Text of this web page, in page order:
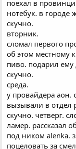
поехал в
нотебук. в городе
скучно.
вторник.
сломал первого
об этом местному
пиво. подарил ему
скучно.
среда.
у провайдера аон.
вызывали в отдел
скучно. четверг.
ламер. рассказал
под ником аlеnkа.
поцеловать за